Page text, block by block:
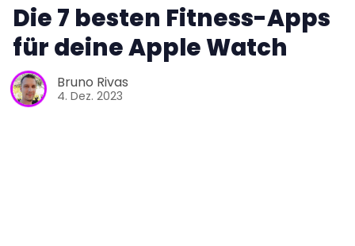
Die 7 besten Fitness-Apps
für deine Apple Watch
Bruno Rivas
4. Dez. 2023